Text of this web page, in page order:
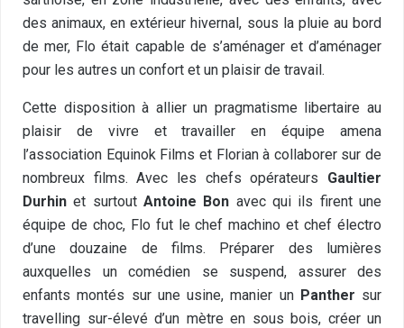
des animaux, en extérieur hivernal, sous la pluie au bord
de mer, Flo était capable de s’aménager et d’aménager
pour les autres un confort et un plaisir de travail.
Cette disposition à allier un pragmatisme libertaire au
plaisir de vivre et travailler en équipe amena
l’association Equinok Films et Florian à collaborer sur de
nombreux films. Avec les chefs opérateurs Gaultier
Durhin et surtout Antoine Bon avec qui ils firent une
équipe de choc, Flo fut le chef machino et chef électro
d’une douzaine de films. Préparer des lumières
auxquelles un comédien se suspend, assurer des
enfants montés sur une usine, manier un Panther sur
travelling sur-élevé d’un mètre en sous bois, créer un